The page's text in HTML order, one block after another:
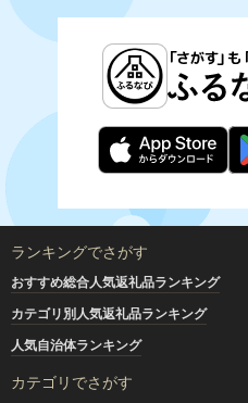
ランキングでさがす
おすすめ総合人気返礼品ランキング
カテゴリ別人気返礼品ランキング
人気自治体ランキング
カテゴリでさがす